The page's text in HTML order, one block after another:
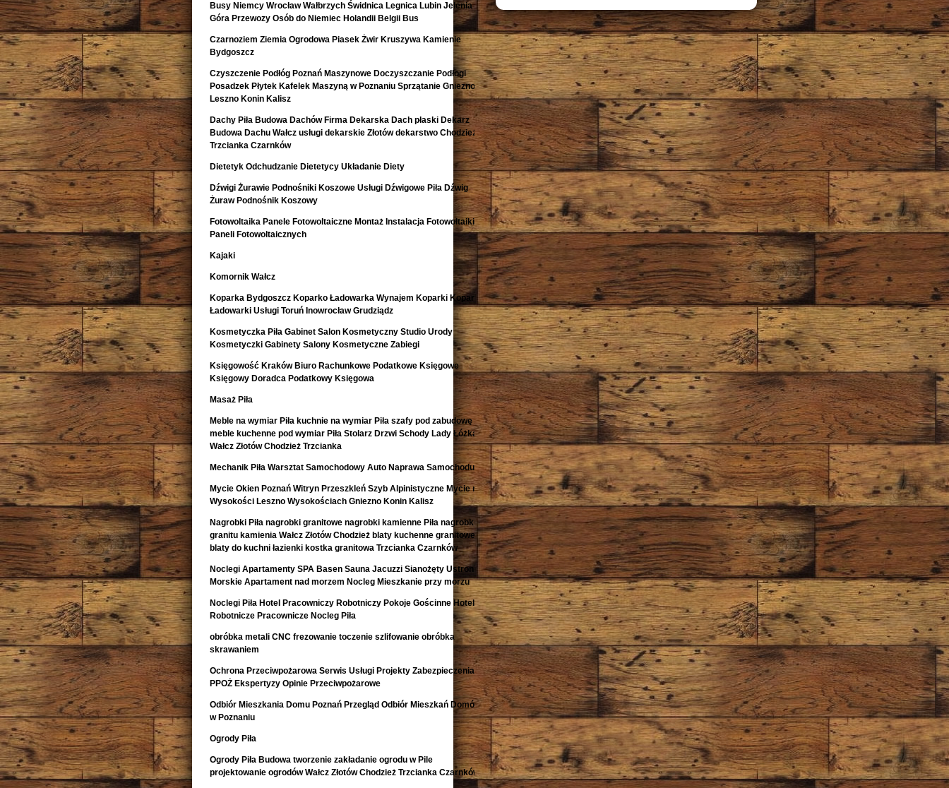
Busy Niemcy Wrocław Wałbrzych Świdnica Legnica Lubin Jelenia
Góra Przewozy Osób do Niemiec Holandii Belgii Bus
Czarnoziem Ziemia Ogrodowa Piasek Żwir Kruszywa Kamienie
Bydgoszcz
Czyszczenie Podłóg Poznań Maszynowe Doczyszczanie Podłogi
Posadzek Płytek Kafelek Maszyną w Poznaniu Sprzątanie Gniezno
Leszno Konin Kalisz
Dachy Piła Budowa Dachów Firma Dekarska Dach płaski Dekarz
Budowa Dachu Wałcz usługi dekarskie Złotów dekarstwo Chodzież
Trzcianka Czarnków
Dietetyk Odchudzanie Dietetycy Układanie Diety
Dźwigi Żurawie Podnośniki Koszowe Usługi Dźwigowe Piła Dźwig
Żuraw Podnośnik Koszowy
Fotowoltaika Panele Fotowoltaiczne Montaż Instalacja Fotowoltaiki
Paneli Fotowoltaicznych
Kajaki
Komornik Wałcz
Koparka Bydgoszcz Koparko Ładowarka Wynajem Koparki Koparko
Ładowarki Usługi Toruń Inowrocław Grudziądz
Kosmetyczka Piła Gabinet Salon Kosmetyczny Studio Urody
Kosmetyczki Gabinety Salony Kosmetyczne Zabiegi
Księgowość Kraków Biuro Rachunkowe Podatkowe Księgowe
Księgowy Doradca Podatkowy Księgowa
Masaż Piła
Meble na wymiar Piła kuchnie na wymiar Piła szafy pod zabudowę
meble kuchenne pod wymiar Piła Stolarz Drzwi Schody Lady Łóżka
Wałcz Złotów Chodzież Trzcianka
Mechanik Piła Warsztat Samochodowy Auto Naprawa Samochodu
Mycie Okien Poznań Witryn Przeszkleń Szyb Alpinistyczne Mycie na
Wysokości Leszno Wysokościach Gniezno Konin Kalisz
Nagrobki Piła nagrobki granitowe nagrobki kamienne Piła nagrobki z
granitu kamienia Wałcz Złotów Chodzież blaty kuchenne granitowe
blaty do kuchni łazienki kostka granitowa Trzcianka Czarnków
Noclegi Apartamenty SPA Basen Sauna Jacuzzi Sianożęty Ustronie
Morskie Apartament nad morzem Nocleg Mieszkanie przy morzu
Noclegi Piła Hotel Pracowniczy Robotniczy Pokoje Gościnne Hotele
Robotnicze Pracownicze Nocleg Piła
obróbka metali CNC frezowanie toczenie szlifowanie obróbka
skrawaniem
Ochrona Przeciwpożarowa Serwis Usługi Projekty Zabezpieczenia
PPOŻ Ekspertyzy Opinie Przeciwpożarowe
Odbiór Mieszkania Domu Poznań Przegląd Odbiór Mieszkań Domów
w Poznaniu
Ogrody Piła
Ogrody Piła Budowa tworzenie zakładanie ogrodu w Pile
projektowanie ogrodów Wałcz Złotów Chodzież Trzcianka Czarnków